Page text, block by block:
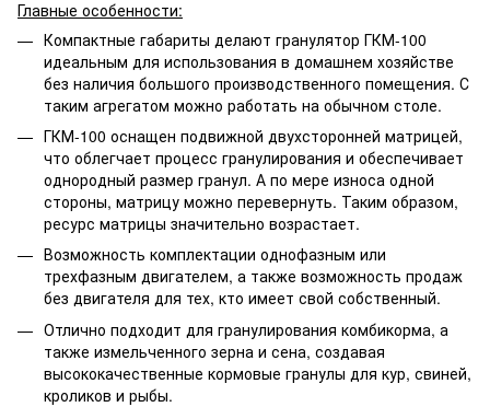
Главные особенности:
Компактные габариты делают гранулятор ГКМ-100
идеальным для использования в домашнем хозяйстве
без наличия большого производственного помещения. С
таким агрегатом можно работать на обычном столе.
ГКМ-100 оснащен подвижной двухсторонней матрицей,
что облегчает процесс гранулирования и обеспечивает
однородный размер гранул. А по мере износа одной
стороны, матрицу можно перевернуть. Таким образом,
ресурс матрицы значительно возрастает.
Возможность комплектации однофазным или
трехфазным двигателем, а также возможность продаж
без двигателя для тех, кто имеет свой собственный.
Отлично подходит для гранулирования комбикорма, а
также измельченного зерна и сена, создавая
высококачественные кормовые гранулы для кур, свиней,
кроликов и рыбы.